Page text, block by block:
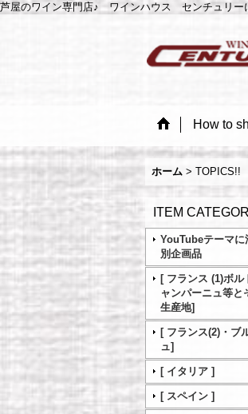
芦屋のワイン専門店♪ ワインハウス センチュリー
How to
ホーム > TOPICS!!
ITEM
YouTubeテーマに
別企画品
[ フランス (1)ボル
ャンパーニュ等と
生産地]
[ フランス(2)・ブ
ュ]
[ イタリア ]
[ スペイン ]